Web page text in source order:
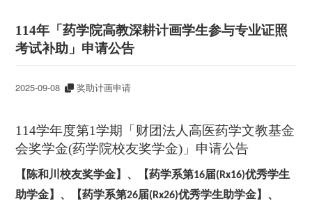
114年「药学院高教深耕计画学生参与专业证照
考试补助」申请公告
2025-09-08 奖助计画申请
114学年度第1学期「财团法人高医药学文教基金
会奖学金(药学院校友奖学金)」申请公告
【陈和川校友奖学金】、【药学系第16届(Rx16)优秀学生
助学金】、【药学系第26届(Rx26)优秀学生助学金】、